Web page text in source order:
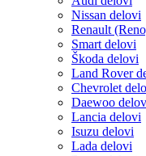
Nissan delovi
Renault
Smart delovi
Škoda delovi
Land Rover
Chevrolet
Daewoo
Lancia delovi
Isuzu delovi
Lada delovi